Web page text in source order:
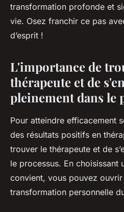
transformation profonde et
vie. Osez franchir ce pas
d’esprit !
L'importance de
thérapeute et de
pleinement dans le
Pour atteindre efficacement
des résultats positifs en
trouver le thérapeute et de
le processus. En choisissant
convient, vous pouvez
transformation personnelle